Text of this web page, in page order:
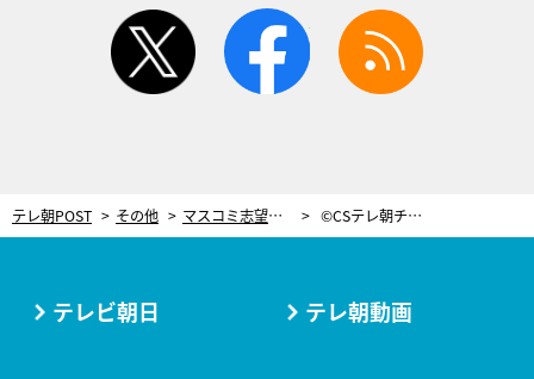
twitter facebook
テレ朝POST その他 マスコミ志望だった棚橋弘至が報道番組初出演！新日V字回復を語る ©CSテレ朝チャンネル2
テレビ朝日 テレ朝動画